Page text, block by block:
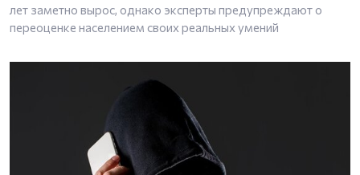
лет заметно вырос, однако эксперты предупреждают о
переоценке населением своих реальных умений